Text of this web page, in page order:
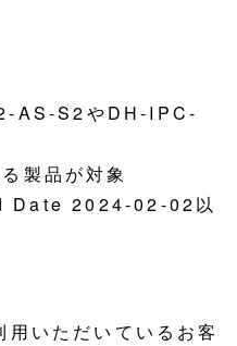
S2やDH-IPC-
製品が対象
Date 2024-02-02以
いただいているお客